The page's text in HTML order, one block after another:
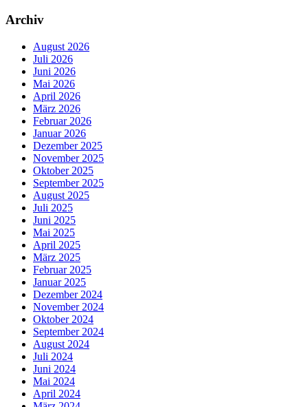
Archiv
August 2026
Juli 2026
Juni 2026
Mai 2026
April 2026
März 2026
Februar 2026
Januar 2026
Dezember 2025
November 2025
Oktober 2025
September 2025
August 2025
Juli 2025
Juni 2025
Mai 2025
April 2025
März 2025
Februar 2025
Januar 2025
Dezember 2024
November 2024
Oktober 2024
September 2024
August 2024
Juli 2024
Juni 2024
Mai 2024
April 2024